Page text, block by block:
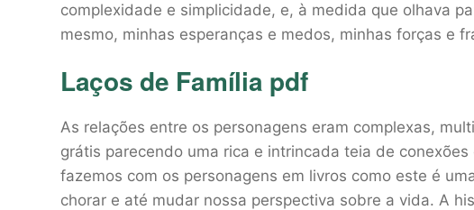
complexidade e simplicidade, e, à medida que olhava
mesmo, minhas esperanças e medos, minhas forças e
Laços de Família pdf
As relações entre os personagens eram complexas,
grátis parecendo uma rica e intrincada teia de
fazemos com os personagens em livros como este é
chorar e até mudar nossa perspectiva sobre a vida. A